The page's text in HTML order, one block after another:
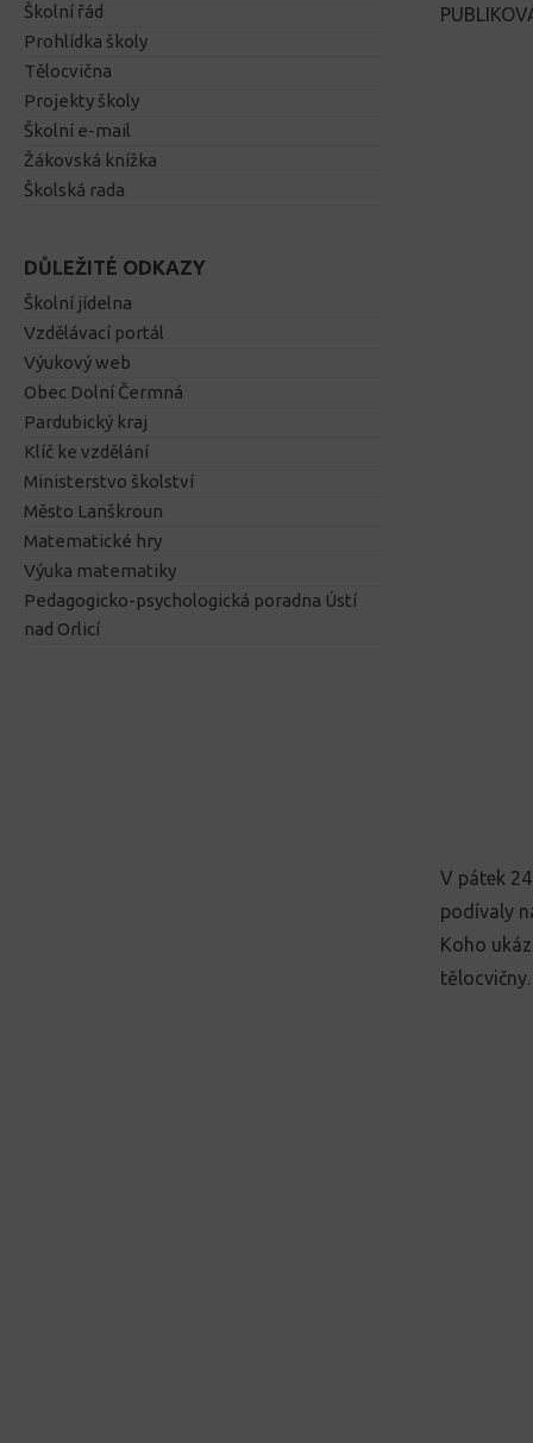
V pátek
podívaly
Koho
Školní řád
Prohlídka školy
Tělocvična
Projekty školy
Školní e-mail
Žákovská knížka
Školská rada
DŮLEŽITÉ ODKAZY
Školní jídelna
Vzdělávací portál
Výukový web
Obec Dolní Čermná
Pardubický kraj
Klíč ke vzdělání
Ministerstvo školství
Město Lanškroun
Matematické hry
Výuka matematiky
Pedagogicko-psychologická poradna Ústí
nad Orlicí